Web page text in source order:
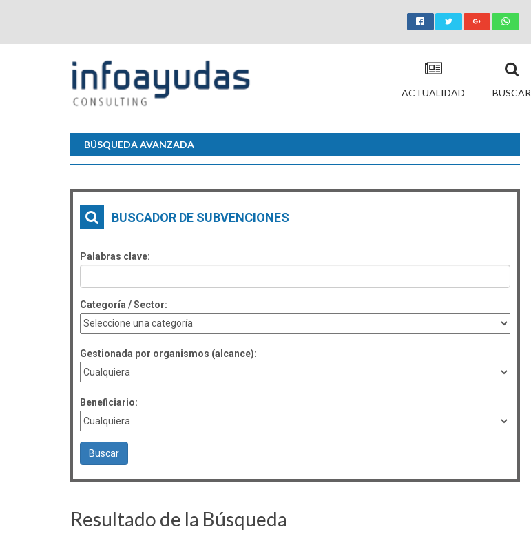
ACTUALIDAD BUSCAR
BÚSQUEDA AVANZADA
BUSCADOR DE SUBVENCIONES
Palabras clave:
Categoría / Sector:
Gestionada por organismos (alcance):
Beneficiario:
Resultado de la Búsqueda